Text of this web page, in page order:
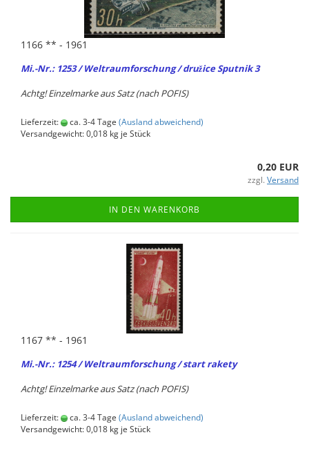
1166 ** - 1961
Mi.-Nr.: 1253 / Welt­raum­for­schung / družice Sput­nik 3
Achtg! Ein­zel­mar­ke aus Satz (nach POFIS)
Lieferzeit: ca. 3-4 Tage (Ausland abweichend)
Versandgewicht:0,018 kg je Stück
0,20 EUR
zzgl. Versand
IN DEN WARENKORB
1167 ** - 1961
Mi.-Nr.: 1254 / Welt­raum­for­schung / start ra­ke­ty
Achtg! Ein­zel­mar­ke aus Satz (nach POFIS)
Lieferzeit: ca. 3-4 Tage (Ausland abweichend)
Versandgewicht:0,018 kg je Stück